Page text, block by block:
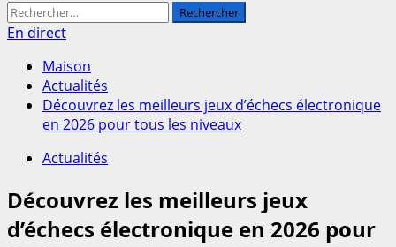
Rechercher :
En direct
Maison
Actualités
Découvrez les meilleurs jeux d’échecs électronique
en 2026 pour tous les niveaux
Actualités
Découvrez les meilleurs jeux
d’échecs électronique en 2026 pour